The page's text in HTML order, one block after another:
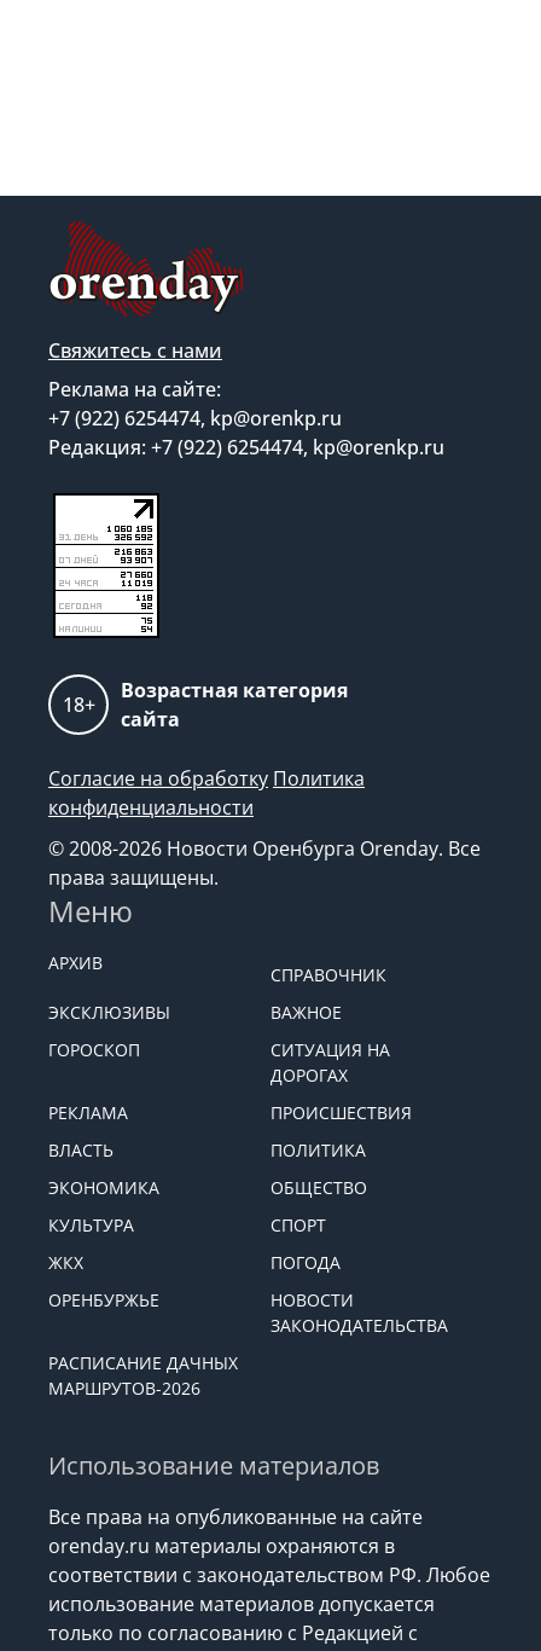
Свяжитесь с нами
Реклама на сайте:
+7 (922) 6254474, kp@orenkp.ru
Редакция: +7 (922) 6254474, kp@orenkp.ru
18+
Возрастная категория
сайта
Согласие на обработку Политика
конфиденциальности
© 2008-2026 Новости Оренбурга Orenday. Все
права защищены.
Меню
АРХИВ
СПРАВОЧНИК
ЭКСКЛЮЗИВЫ
ВАЖНОЕ
ГОРОСКОП
СИТУАЦИЯ НА
ДОРОГАХ
РЕКЛАМА
ПРОИСШЕСТВИЯ
ВЛАСТЬ
ПОЛИТИКА
ЭКОНОМИКА
ОБЩЕСТВО
КУЛЬТУРА
СПОРТ
ЖКХ
ПОГОДА
ОРЕНБУРЖЬЕ
НОВОСТИ
ЗАКОНОДАТЕЛЬСТВА
РАСПИСАНИЕ ДАЧНЫХ
МАРШРУТОВ-2026
Использование материалов
Все права на опубликованные на сайте
orenday.ru материалы охраняются в
соответствии с законодательством РФ. Любое
использование материалов допускается
только по согласованию с Редакцией с